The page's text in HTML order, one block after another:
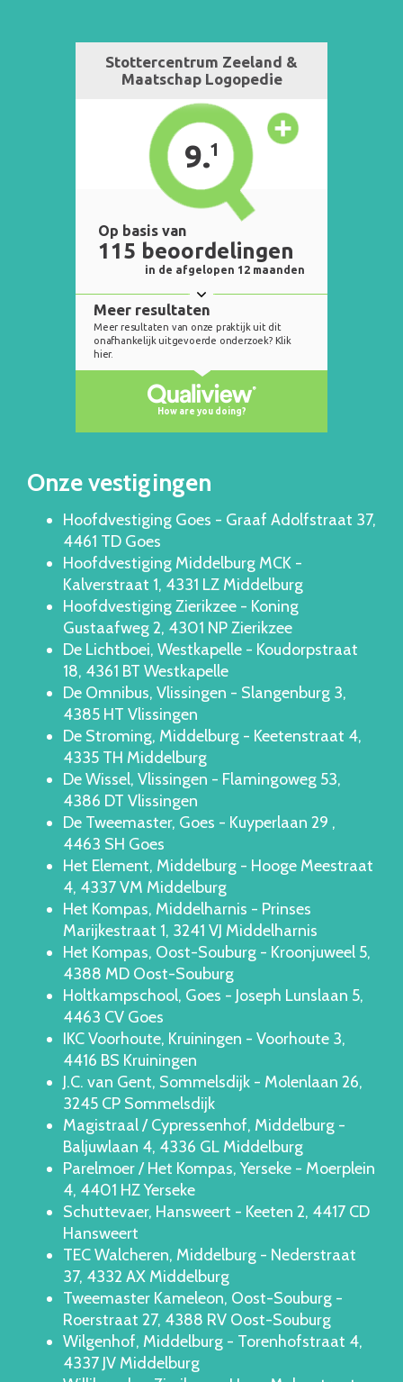
Onze vestigingen
Hoofdvestiging Goes - Graaf Adolfstraat 37,
4461 TD Goes
Hoofdvestiging Middelburg MCK -
Kalverstraat 1, 4331 LZ Middelburg
Hoofdvestiging Zierikzee - Koning
Gustaafweg 2, 4301 NP Zierikzee
De Lichtboei, Westkapelle - Koudorpstraat
18, 4361 BT Westkapelle
De Omnibus, Vlissingen - Slangenburg 3,
4385 HT Vlissingen
De Stroming, Middelburg - Keetenstraat 4,
4335 TH Middelburg
De Wissel, Vlissingen - Flamingoweg 53,
4386 DT Vlissingen
De Tweemaster, Goes - Kuyperlaan 29 ,
4463 SH Goes
Het Element, Middelburg - Hooge Meestraat
4, 4337 VM Middelburg
Het Kompas, Middelharnis - Prinses
Marijkestraat 1, 3241 VJ Middelharnis
Het Kompas, Oost-Souburg - Kroonjuweel 5,
4388 MD Oost-Souburg
Holtkampschool, Goes - Joseph Lunslaan 5,
4463 CV Goes
IKC Voorhoute, Kruiningen - Voorhoute 3,
4416 BS Kruiningen
J.C. van Gent, Sommelsdijk - Molenlaan 26,
3245 CP Sommelsdijk
Magistraal / Cypressenhof, Middelburg -
Baljuwlaan 4, 4336 GL Middelburg
Parelmoer / Het Kompas, Yerseke - Moerplein
4, 4401 HZ Yerseke
Schuttevaer, Hansweert - Keeten 2, 4417 CD
Hansweert
TEC Walcheren, Middelburg - Nederstraat
37, 4332 AX Middelburg
Tweemaster Kameleon, Oost-Souburg -
Roerstraat 27, 4388 RV Oost-Souburg
Wilgenhof, Middelburg - Torenhofstraat 4,
4337 JV Middelburg